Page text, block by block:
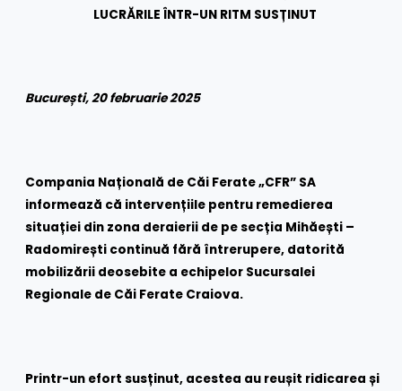
LUCRĂRILE ÎNTR-UN RITM SUSȚINUT
București, 20 februarie 2025
Compania Națională de Căi Ferate „CFR” SA
informează că intervențiile pentru remedierea
situației din zona deraierii de pe secția Mihăești –
Radomirești continuă fără întrerupere, datorită
mobilizării deosebite a echipelor Sucursalei
Regionale de Căi Ferate Craiova.
Printr-un efort susținut, acestea au reușit ridicarea și